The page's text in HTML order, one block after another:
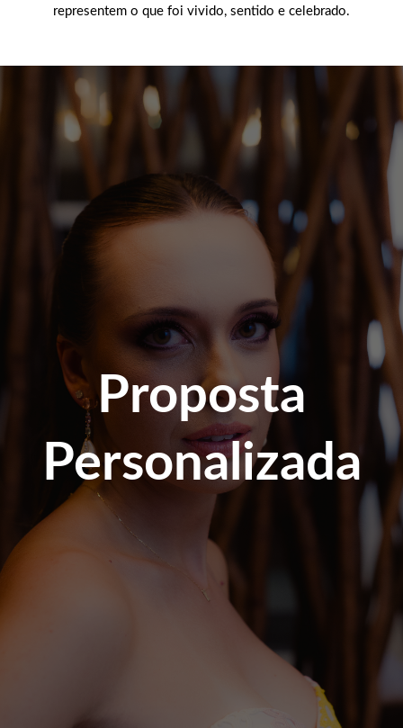
representem o que foi vivido, sentido e celebrado.
Proposta
Personalizada